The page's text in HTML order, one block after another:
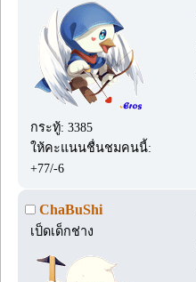
กระทู้: 3385
ให้คะแนนชื่นชมคนนี้:
+77/-6
ChaBuShi
เป็ดเด็กช่าง